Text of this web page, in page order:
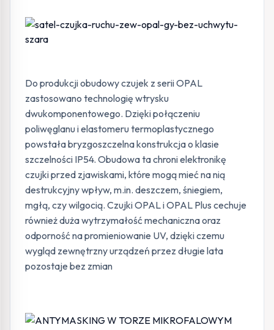
Do produkcji obudowy czujek z serii OPAL
zastosowano technologię wtrysku
dwukomponentowego. Dzięki połączeniu
poliwęglanu i elastomeru termoplastycznego
powstała bryzgoszczelna konstrukcja o klasie
szczelności IP54. Obudowa ta chroni elektronikę
czujki przed zjawiskami, które mogą mieć na nią
destrukcyjny wpływ, m.in. deszczem, śniegiem,
mgłą, czy wilgocią. Czujki OPAL i OPAL Plus cechuje
również duża wytrzymałość mechaniczna oraz
odporność na promieniowanie UV, dzięki czemu
wygląd zewnętrzny urządzeń przez długie lata
pozostaje bez zmian